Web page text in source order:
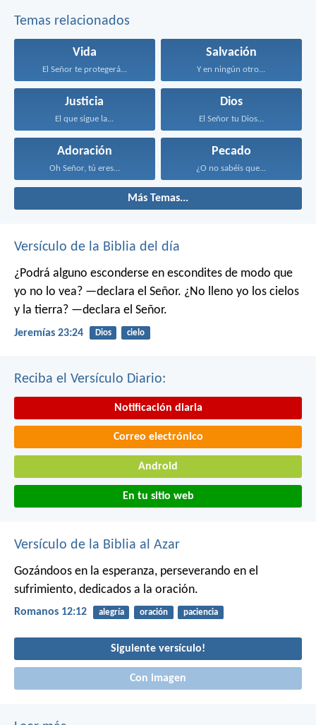
Temas relacionados
Vida
El Señor te protegerá...
Salvación
Y en ningún otro...
Justicia
El que sigue la...
Dios
El Señor tu Dios...
Adoración
Oh Señor, tú eres...
Pecado
¿O no sabéis que...
Más Temas...
Versículo de la Biblia del día
¿Podrá alguno esconderse en escondites de modo que
yo no lo vea? —declara el Señor. ¿No lleno yo los cielos
y la tierra? —declara el Señor.
Jeremías 23:24 Dios cielo
Reciba el Versículo Diario:
Notificación diaria
Correo electrónico
Android
En tu sitio web
Versículo de la Biblia al Azar
Gozándoos en la esperanza, perseverando en el
sufrimiento, dedicados a la oración.
Romanos 12:12 alegría oración paciencia
Siguiente versículo!
Con imagen